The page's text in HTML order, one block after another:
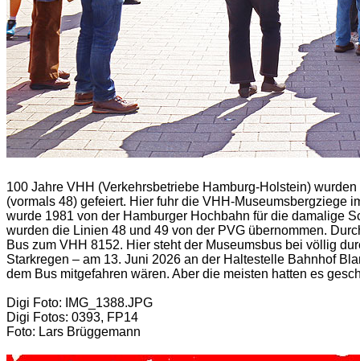
100 Jahre VHH (Verkehrsbetriebe Hamburg-Holstein)
(vormals 48) gefeiert. Hier fuhr die VHH-Museumsbergziege
wurde 1981 von der Hamburger Hochbahn für die damalige
wurden die Linien 48 und 49 von der PVG übernommen.
Bus zum VHH 8152. Hier steht der Museumsbus bei völlig
Starkregen – am 13. Juni 2026 an der Haltestelle Bahnhof
dem Bus mitgefahren wären. Aber die meisten hatten es
Digi Foto: IMG_1388.JPG
Digi Fotos: 0393, FP14
Foto: Lars Brüggemann